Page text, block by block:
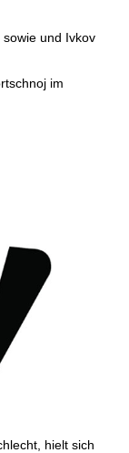
und Ivkov
im
hielt sich